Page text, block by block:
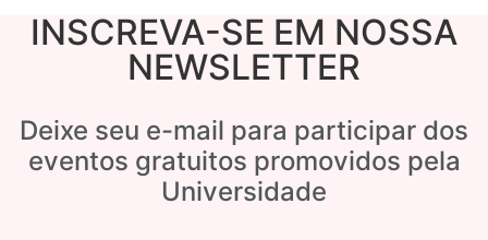
INSCREVA-SE EM NOSSA
NEWSLETTER
Deixe seu e-mail para participar dos
eventos gratuitos promovidos pela
Universidade